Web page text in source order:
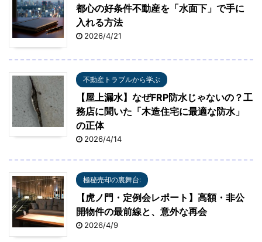
都心の好条件不動産を「水面下」で手に
入れる方法
2026/4/21
不動産トラブルから学ぶ
【屋上漏水】なぜFRP防水じゃないの？工
務店に聞いた「木造住宅に最適な防水」
の正体
2026/4/14
極秘売却の裏舞台:
【虎ノ門・定例会レポート】高額・非公
開物件の最前線と、意外な再会
2026/4/9